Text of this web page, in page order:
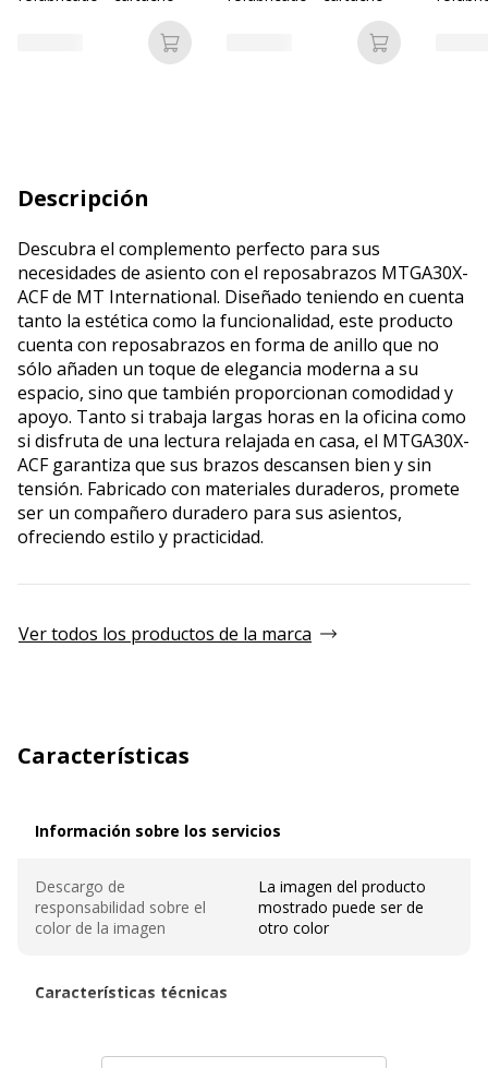
Añadir a la cesta Añadir a la
Descripción
Descubra el complemento perfecto para sus
necesidades de asiento con el reposabrazos MTGA30X-
ACF de MT International. Diseñado teniendo en cuenta
tanto la estética como la funcionalidad, este producto
cuenta con reposabrazos en forma de anillo que no
sólo añaden un toque de elegancia moderna a su
espacio, sino que también proporcionan comodidad y
apoyo. Tanto si trabaja largas horas en la oficina como
si disfruta de una lectura relajada en casa, el MTGA30X-
ACF garantiza que sus brazos descansen bien y sin
tensión. Fabricado con materiales duraderos, promete
ser un compañero duradero para sus asientos,
ofreciendo estilo y practicidad.
Ver todos los productos de la marca
Características
Información sobre los servicios
Descargo de
responsabilidad sobre el
color de la imagen
La imagen del producto
mostrado puede ser de
otro color
Características técnicas